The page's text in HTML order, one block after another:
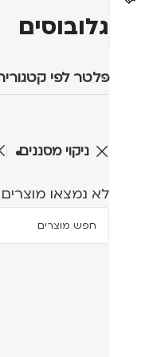
גלובוסים
פלטר לפי
ניקוי מסננים
לא נמצאו